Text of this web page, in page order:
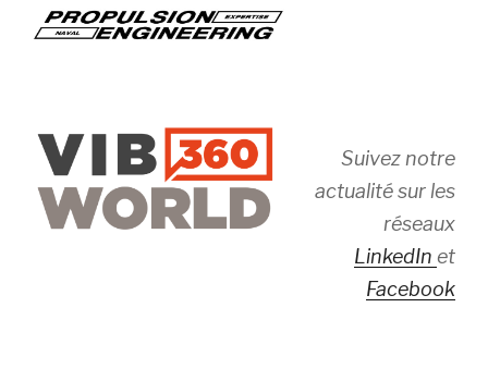
Suivez notre
actualité sur les
réseaux
LinkedIn et
Facebook